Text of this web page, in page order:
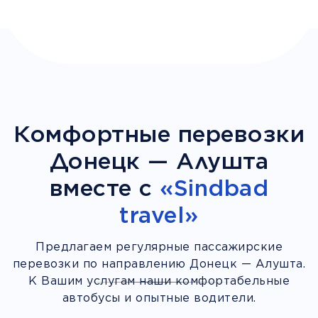
Комфортные перевозки
Донецк — Алушта
вместе с «Sindbad
travel»
Предлагаем регулярные пассажирские
перевозки по направлению Донецк — Алушта.
К Вашим услугам наши комфортабельные
автобусы и опытные водители.